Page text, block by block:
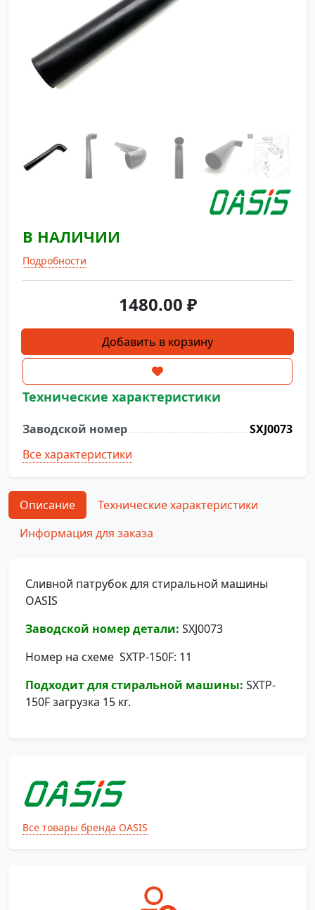
В НАЛИЧИИ
Подробности
1480.00 ₽
Количество
товара
патрубок
SXJ0073
Добавить в корзину
Технические характеристики
Заводской номер
SXJ0073
Все характеристики
Описание
Технические характеристики
Информация для заказа
Сливной патрубок для стиральной машины
OASIS
Заводской номер детали: SXJ0073
Номер на схеме SXTP-150F: 11
Подходит для стиральной машины: SXTP-
150F загрузка 15 кг.
Все товары бренда OASIS